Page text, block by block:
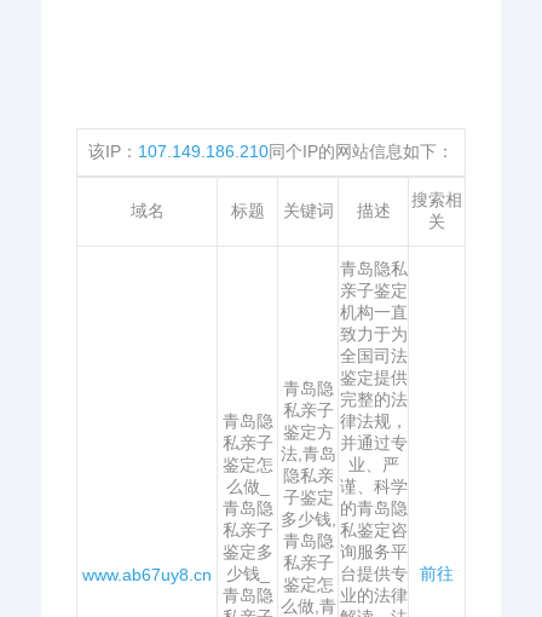
该IP： 107.149.186.210同个IP的网站信息如下：
域名 标题 关键词 描述
搜索相
关
www.ab67uy8.cn
青岛隐
私亲子
鉴定怎
么做_
青岛隐
私亲子
鉴定多
少钱_
青岛隐
青岛隐
私亲子
鉴定方
法,青岛
隐私亲
子鉴定
多少钱,
青岛隐
私亲子
鉴定怎
么做,青
青岛隐私
亲子鉴定
机构一直
致力于为
全国司法
鉴定提供
完整的法
律法规，
并通过专
业、严
谨、科学
的青岛隐
私鉴定咨
询服务平
台提供专
业的法律
前往